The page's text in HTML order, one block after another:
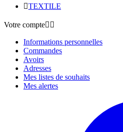
TEXTILE
Votre compte 
Informations personnelles
Commandes
Avoirs
Adresses
Mes listes de souhaits
Mes alertes